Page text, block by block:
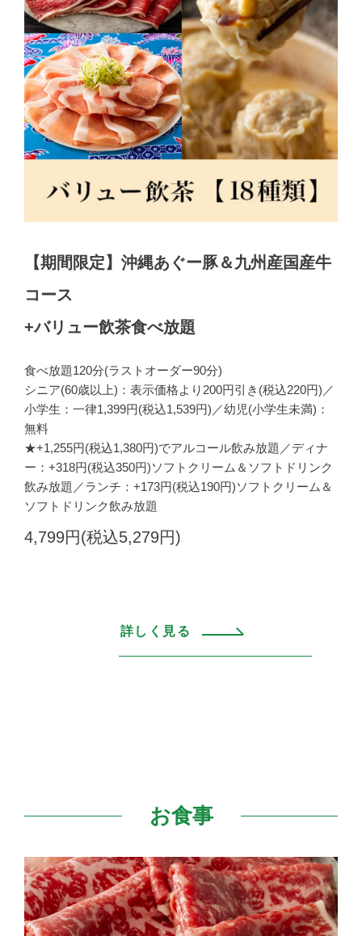
【期間限定】沖縄あぐー豚＆九州産国産牛
コース
+バリュー飲茶食べ放題
食べ放題120分(ラストオーダー90分)
シニア(60歳以上)：表示価格より200円引き(税込220円)／
小学生：一律1,399円(税込1,539円)／幼児(小学生未満)：
無料
★+1,255円(税込1,380円)でアルコール飲み放題／ディナ
ー：+318円(税込350円)ソフトクリーム＆ソフトドリンク
飲み放題／ランチ：+173円(税込190円)ソフトクリーム＆
ソフトドリンク飲み放題
4,799円(税込5,279円)
詳しく見る
お食事